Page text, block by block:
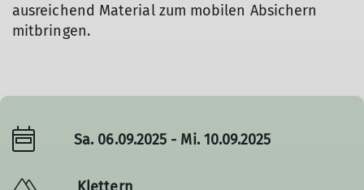
ausreichend Material zum mobilen Absichern
mitbringen.
Sa. 06.09.2025 - Mi. 10.09.2025
Klettern